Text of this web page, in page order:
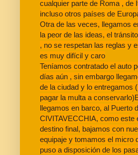
cualquier parte de Roma , de
incluso otros países de
Otra de las veces, llegamos
la peor de las ideas, el
, no se respetan las reglas y
es muy difícil y caro
Teníamos contratado el auto
días aún , sin embargo
de la ciudad y lo entregamos
pagar la multa a conservarlo)
llegamos en barco, al Puerto
CIVITAVECCHIA, como este
destino final, bajamos con
equipaje y tomamos el micro
puso a disposición de los